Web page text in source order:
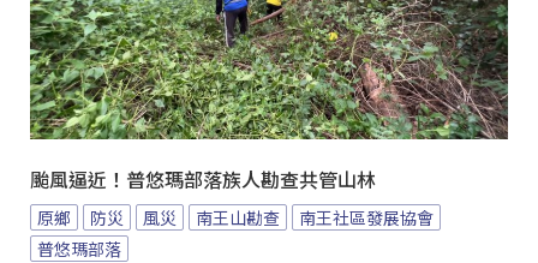
颱風逼近！普悠瑪部落族人勘查共管山林
原鄉 防災 風災 南王山勘查
南王社區發展協會
普悠瑪部落